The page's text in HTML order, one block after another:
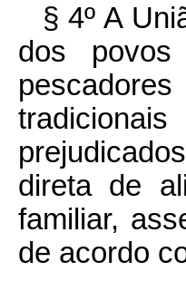
§ 4º A
dos povos
direta de
familiar,
de acordo